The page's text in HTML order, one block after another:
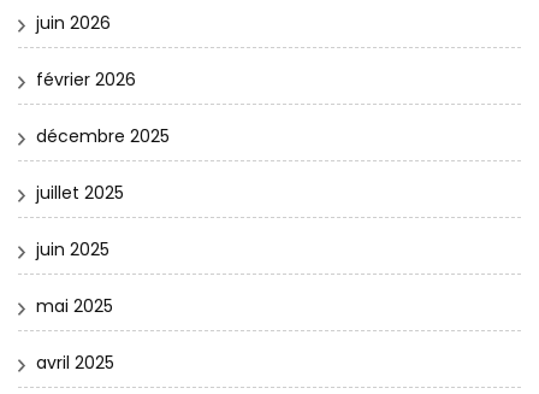
juin 2026
février 2026
décembre 2025
juillet 2025
juin 2025
mai 2025
avril 2025